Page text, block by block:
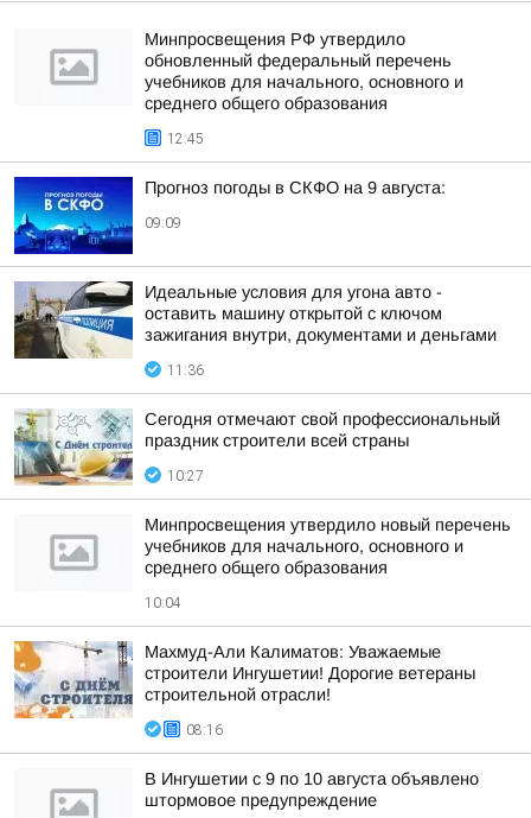
Минпросвещения РФ утвердило
обновленный федеральный перечень
учебников для начального, основного и
среднего общего образования
12:45
Прогноз погоды в СКФО на 9 августа:
09:09
Идеальные условия для угона авто -
оставить машину открытой с ключом
зажигания внутри, документами и деньгами
11:36
Сегодня отмечают свой профессиональный
праздник строители всей страны
10:27
Минпросвещения утвердило новый перечень
учебников для начального, основного и
среднего общего образования
10:04
Махмуд-Али Калиматов: Уважаемые
строители Ингушетии! Дорогие ветераны
строительной отрасли!
08:16
В Ингушетии с 9 по 10 августа объявлено
штормовое предупреждение